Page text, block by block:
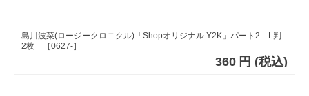
島川波菜(ロージークロニクル)「Shopオリジナル Y2K」パート2 L判
2枚 ［0627-］
360 円 (税込)